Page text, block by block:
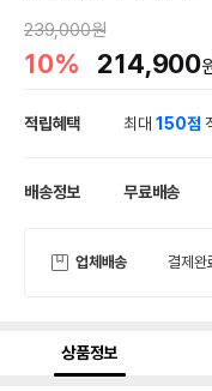
239,000원
10% 214,900
적립혜택 최대150점
배송정보 무료배송
업체배송 결제완
상품정보